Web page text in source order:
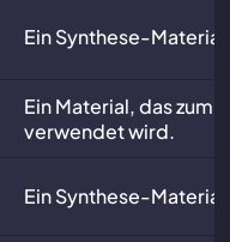
Ein Synthese-Material.
Ein Material, das zum
verwendet wird.
Ein Synthese-Material.